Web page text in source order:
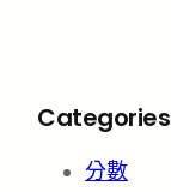
Categories
分數